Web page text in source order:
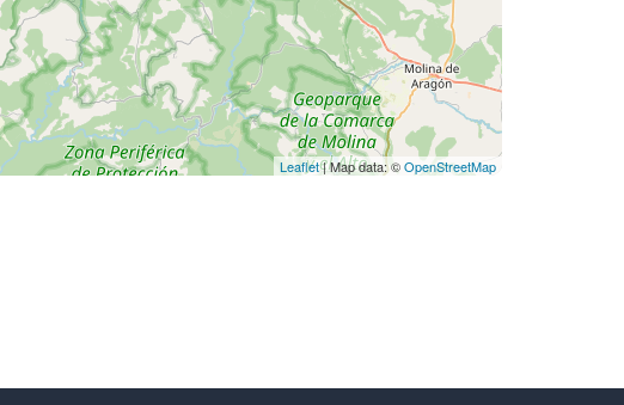
Leaflet| Map data: ©OpenStreetMap